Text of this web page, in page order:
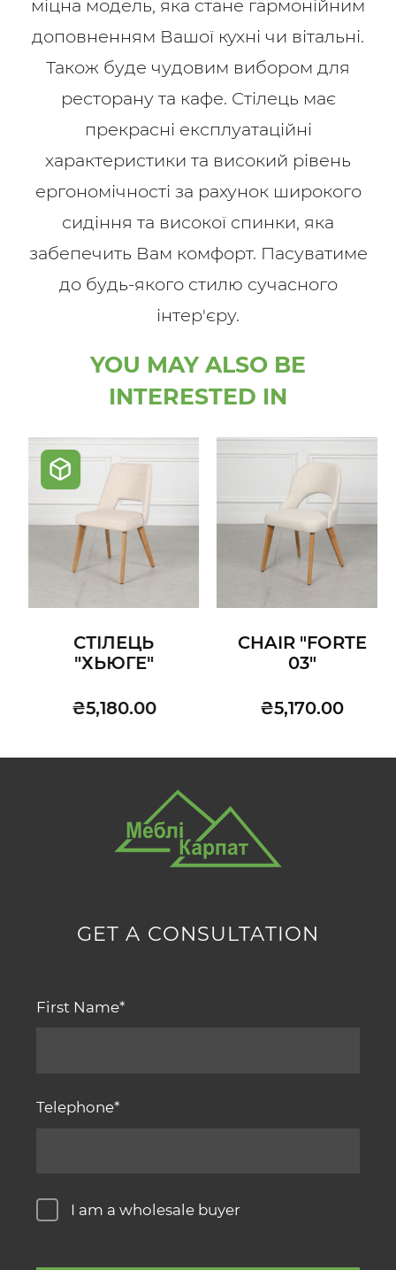
міцна модель, яка стане гармонійним
доповненням Вашої кухні чи вітальні.
Також буде чудовим вибором для
ресторану та кафе. Стілець має
прекрасні експлуатаційні
характеристики та високий рівень
ергономічності за рахунок широкого
сидіння та високої спинки, яка
забепечить Вам комфорт. Пасуватиме
до будь-якого стилю сучасного
інтер'єру.
YOU MAY ALSO BE
INTERESTED IN
СТІЛЕЦЬ
"ХЬЮГЕ"
₴5,180.00
CHAIR "FORTE
03"
₴5,170.00
GET A CONSULTATION
First Name
Telephone
I am a wholesale buyer